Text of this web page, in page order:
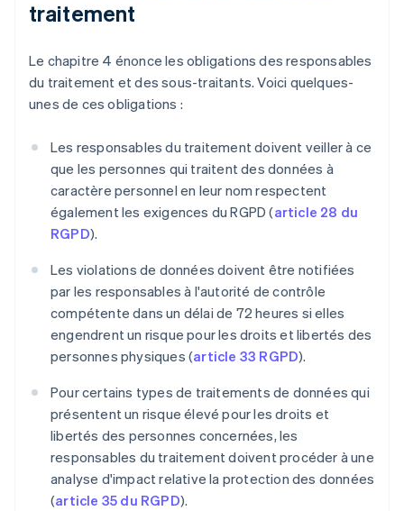
traitement
Le chapitre 4 énonce les obligations des responsables
du traitement et des sous-traitants. Voici quelques-
unes de ces obligations :
Les responsables du traitement doivent veiller à ce
que les personnes qui traitent des données à
caractère personnel en leur nom respectent
également les exigences du RGPD (article 28 du
RGPD).
Les violations de données doivent être notifiées
par les responsables à l'autorité de contrôle
compétente dans un délai de 72 heures si elles
engendrent un risque pour les droits et libertés des
personnes physiques (article 33 RGPD).
Pour certains types de traitements de données qui
présentent un risque élevé pour les droits et
libertés des personnes concernées, les
responsables du traitement doivent procéder à une
analyse d'impact relative la protection des données
(article 35 du RGPD).